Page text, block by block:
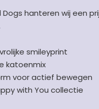
Dogs hanteren wij een
smileyprint
katoenmix
voor actief bewegen
with You collectie